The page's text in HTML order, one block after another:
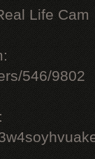
Life Cam
546/9802